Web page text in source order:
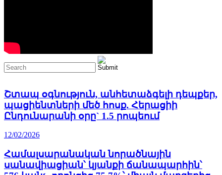
Շտապ օգնություն, անհետաձգելի դեպքեր,
պացիենտների մեծ հոսք. Հերացիի
Ընդունարանի օրը` 1.5 րոպեում
12/02/2026
Համալսարանական նորածնային
սանավիացիան՝ կյանքի ճանապարհին՝